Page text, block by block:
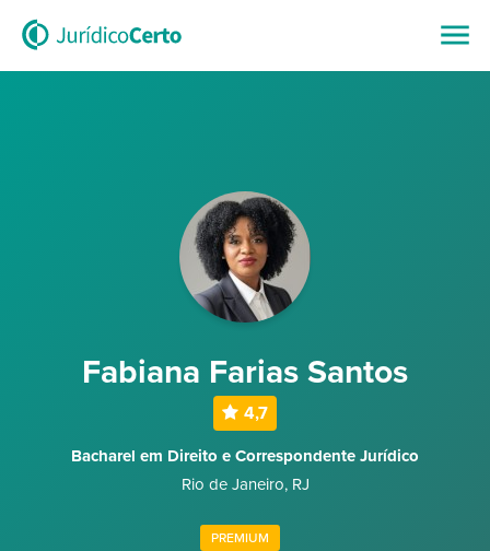
Fabiana Farias Santos
4,7
Bacharel em Direito e Correspondente Jurídico
Rio de Janeiro, RJ
PREMIUM